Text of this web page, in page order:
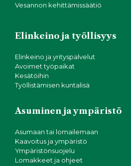
Vesannon kehittämissäätiö
Elinkeino ja työllisyys
Elinkeino ja yrityspalvelut
Avoimet työpaikat
Kesätöihin
Työllistämisen kuntalisä
Asuminen ja ympäristö
Asumaan tai lomailemaan
Kaavoitus ja ympäristö
Ympäristönsuojelu
Lomakkeet ja ohjeet